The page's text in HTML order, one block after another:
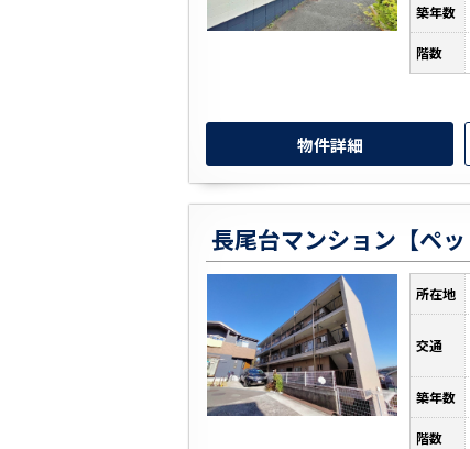
築年数
階数
物件詳細
所在地
交通
築年数
階数